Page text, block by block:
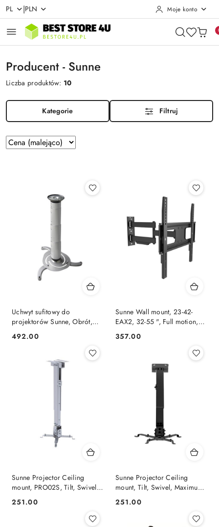
Przejdź do treści głównej
Przejdź do wyszukiwarki
Przejdź do moje konto
Przejdź do menu głównego
Przejdź do stopki
PL |PLN Moje konto
Producent - Sunne
Liczba produktów: 10
Kategorie Filtruj
Zastosowano
sortowanie:
Sortuj
według
Uchwyt sufitowy do
projektorów Sunne, Obrót,
Pochylenie, Maksymalny
ciężar (nośność) 10 kg,
Cena:
492.00
Sunne Wall mount, 23-42-
EAX2, 32-55 ", Full motion,
Maximum weight (capacity)
50 kg, Black
Cena:
357.00
Sunne Projector Ceiling
mount, PRO02S, Tilt, Swivel,
20 kg, Silver
Cena:
251.00
Sunne Projector Ceiling
mount, Tilt, Swivel, Maximum
Cena:
251.00